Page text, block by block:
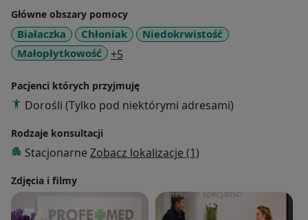
hematoonkologią (ostre i przewlekłe białaczki,
chłoniaki ziarnicze i nieziarnicze, szpiczaki
plazmocytowe, zespoły mielodysplastyczne,
nowotwory mieloproliferacyjne i inne) oraz
nienowotworowych (niedokrwistość, małopłytkowość,
leukopenia, neutropenia oraz skazy krwotoczne i
trombofilia).
Główne obszary pomocy
Białaczka Chłoniak
Niedokrwistość
Małopłytkowość
+5
Pacjenci których przyjmuję
Dorośli (Tylko pod niektórymi adresami)
Rodzaje konsultacji
Stacjonarne Zobacz lokalizacje (1)
Zdjęcia i filmy